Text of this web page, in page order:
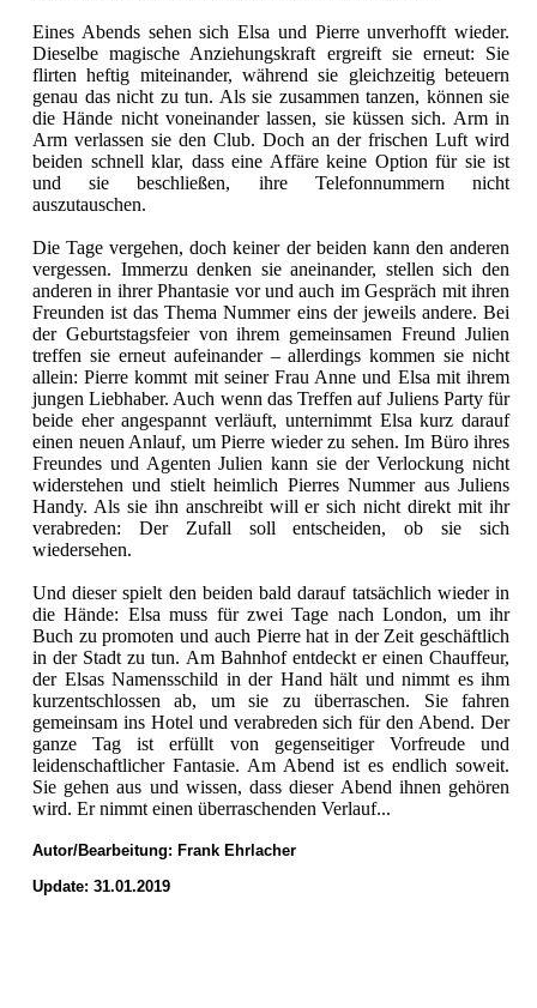
Eines Abends sehen sich Elsa und Pierre unverhofft wieder.
Dieselbe magische Anziehungskraft ergreift sie erneut: Sie
flirten heftig miteinander, während sie gleichzeitig beteuern
genau das nicht zu tun. Als sie zusammen tanzen, können sie
die Hände nicht voneinander lassen, sie küssen sich. Arm in
Arm verlassen sie den Club. Doch an der frischen Luft wird
beiden schnell klar, dass eine Affäre keine Option für sie ist
und sie beschließen, ihre Telefonnummern nicht
auszutauschen.
Die Tage vergehen, doch keiner der beiden kann den anderen
vergessen. Immerzu denken sie aneinander, stellen sich den
anderen in ihrer Phantasie vor und auch im Gespräch mit ihren
Freunden ist das Thema Nummer eins der jeweils andere. Bei
der Geburtstagsfeier von ihrem gemeinsamen Freund Julien
treffen sie erneut aufeinander – allerdings kommen sie nicht
allein: Pierre kommt mit seiner Frau Anne und Elsa mit ihrem
jungen Liebhaber. Auch wenn das Treffen auf Juliens Party für
beide eher angespannt verläuft, unternimmt Elsa kurz darauf
einen neuen Anlauf, um Pierre wieder zu sehen. Im Büro ihres
Freundes und Agenten Julien kann sie der Verlockung nicht
widerstehen und stielt heimlich Pierres Nummer aus Juliens
Handy. Als sie ihn anschreibt will er sich nicht direkt mit ihr
verabreden: Der Zufall soll entscheiden, ob sie sich
wiedersehen.
Und dieser spielt den beiden bald darauf tatsächlich wieder in
die Hände: Elsa muss für zwei Tage nach London, um ihr
Buch zu promoten und auch Pierre hat in der Zeit geschäftlich
in der Stadt zu tun. Am Bahnhof entdeckt er einen Chauffeur,
der Elsas Namensschild in der Hand hält und nimmt es ihm
kurzentschlossen ab, um sie zu überraschen. Sie fahren
gemeinsam ins Hotel und verabreden sich für den Abend. Der
ganze Tag ist erfüllt von gegenseitiger Vorfreude und
leidenschaftlicher Fantasie. Am Abend ist es endlich soweit.
Sie gehen aus und wissen, dass dieser Abend ihnen gehören
wird. Er nimmt einen überraschenden Verlauf...
Autor/Bearbeitung: Frank Ehrlacher
Update: 31.01.2019